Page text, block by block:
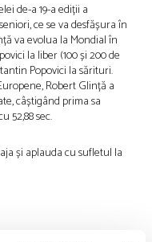
de-a 19-a ediții a
ce se va desfășura în
va evolua la Mondial în
la liber (100 și 200 de
Popovici la sărituri.
Robert Glință a
câștigând prima sa
52,88 sec.
și aplauda cu sufletul la